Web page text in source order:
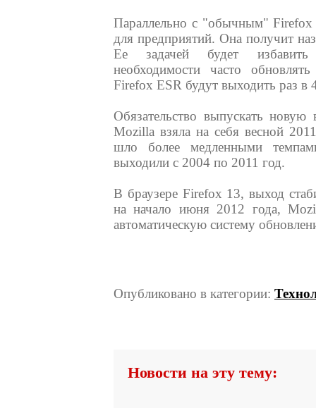
Параллельно с "обычным" Firefox
для предприятий. Она получит
Ее задачей будет избавить
необходимости часто
Firefox ESR будут выходить раз в
Обязательство выпускать
Mozilla взяла на себя весной
шло более медленными
выходили с 2004 по 2011 год.
В браузере Firefox 13, выход
на начало июня 2012 года,
автоматическую систему
Опубликовано в категории:
Новости на эту тему: